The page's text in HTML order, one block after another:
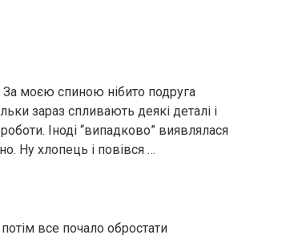
За моєю спиною нібито подруга
зараз спливають деякі деталі і
Іноді “випадково” виявлялася
Ну хлопець і повівся …
все почало обростати